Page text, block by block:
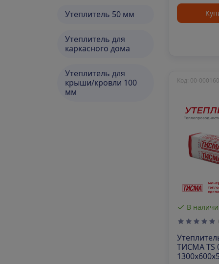
Утеплитель 50 мм
Утеплитель для
каркасного дома
Утеплитель для
крыши/кровли 100
мм
В
Код: 00-
ТИСМА TS